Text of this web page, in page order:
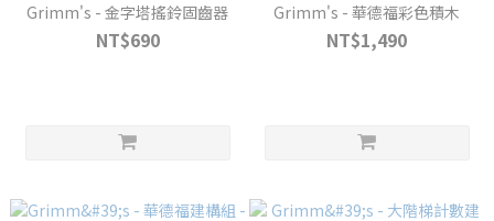
Grimm's - 金字塔搖鈴固齒器
NT$690
Grimm's - 華德福彩色積木
NT$1,490